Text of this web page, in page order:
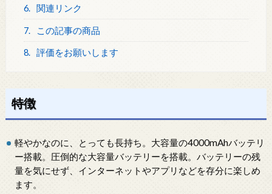
6. 関連リンク
7. この記事の商品
8. 評価をお願いします
特徴
軽やかなのに、とっても長持ち。大容量の4000mAhバッテリ
ー搭載。圧倒的な大容量バッテリーを搭載。バッテリーの残
量を気にせず、インターネットやアプリなどを存分に楽しめ
ます。